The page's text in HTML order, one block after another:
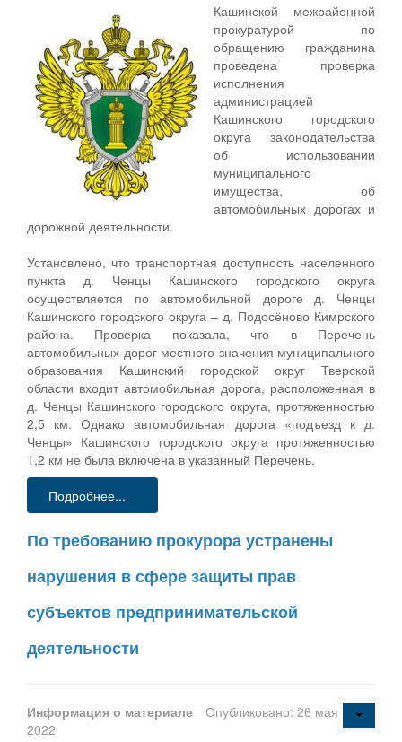
Кашинской межрайонной
прокуратурой по
обращению гражданина
проведена проверка
исполнения
администрацией
Кашинского городского
округа законодательства
об использовании
муниципального
имущества, об
автомобильных дорогах и
дорожной деятельности.
Установлено, что транспортная доступность населенного
пункта д. Ченцы Кашинского городского округа
осуществляется по автомобильной дороге д. Ченцы
Кашинского городского округа – д. Подосёново Кимрского
района. Проверка показала, что в Перечень
автомобильных дорог местного значения муниципального
образования Кашинский городской округ Тверской
области входит автомобильная дорога, расположенная в
д. Ченцы Кашинского городского округа, протяженностью
2,5 км. Однако автомобильная дорога «подъезд к д.
Ченцы» Кашинского городского округа протяженностью
1,2 км не была включена в указанный Перечень.
Подробнее...
По требованию прокурора устранены
нарушения в сфере защиты прав
субъектов предпринимательской
деятельности
Информация о материале
Опубликовано: 26 мая
2022